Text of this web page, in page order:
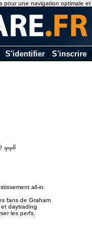
S'identifier S'inscrire
╤╤╝
all-in
fans de Graham
daytrading
les perfs.
pour une navigation optimale